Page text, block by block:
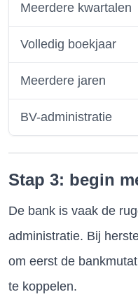
Meerdere kwartalen
Volledig boekjaar
Meerdere jaren
BV-administratie
Stap 3: begin
De bank is vaak de
administratie. Bij
om eerst de
te koppelen.